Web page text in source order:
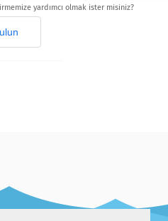
yardımcı olmak ister misiniz?